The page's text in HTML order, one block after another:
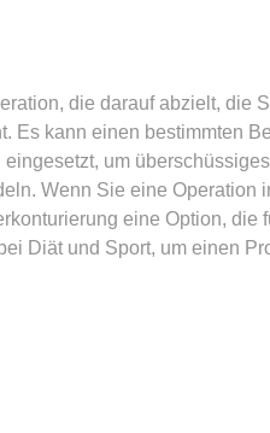
die darauf abzielt,
Es kann einen bestimmten
um
Wenn Sie eine
eine Option, die
Diät und Sport, um einen